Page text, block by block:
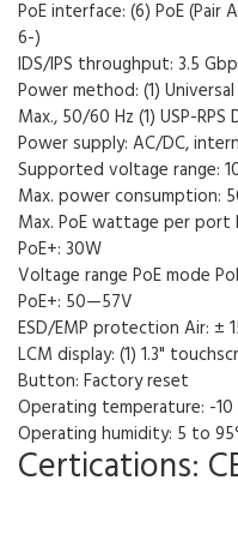
PoE interface: (6) PoE (Pair
6-)
IDS/IPS throughput: 3.5
Power method: (1)
Max., 50/60 Hz (1) USP-
Power supply: AC/DC,
Supported voltage range:
Max. power consumption:
Max. PoE wattage per port
PoE+: 30W
Voltage range PoE mode
PoE+: 50—57V
ESD/EMP protection Air: ±
LCM display: (1) 1.3"
Button: Factory reset
Operating temperature: -10
Operating humidity: 5 to
Certications: